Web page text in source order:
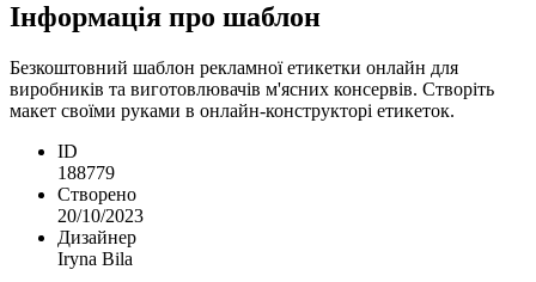
Інформація про шаблон
Безкоштовний шаблон рекламної етикетки онлайн для
виробників та виготовлювачів м'ясних консервів. Створіть
макет своїми руками в онлайн-конструкторі етикеток.
ID
188779
Створено
20/10/2023
Дизайнер
Iryna Bila